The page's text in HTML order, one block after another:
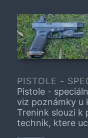
navstivne,
PISTOLE -
Pistole -
viz poznámky u
Trenink slouzi k
technik, ktere